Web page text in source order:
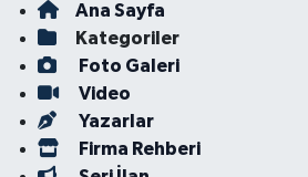
Ana Sayfa
Kategoriler
Foto Galeri
Video
Yazarlar
Firma Rehberi